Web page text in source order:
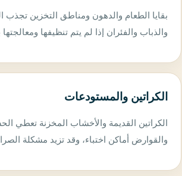
بقايا الطعام والدهون ومناطق التخزين تجذب
والذباب والفئران إذا لم يتم تنظيفها ومعالجتها
الكراتين والمستودعات
الكراتين القديمة والأخشاب المخزنة تعطي
والقوارض أماكن اختباء، وقد تزيد مشكلة